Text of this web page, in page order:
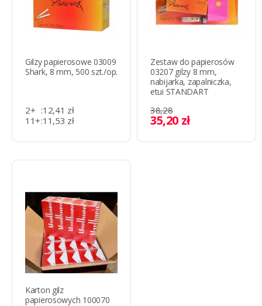
Gilzy papierosowe 03009
Shark, 8 mm, 500 szt./op.
2+ :12,41 zł
11+:11,53 zł
Zestaw do papierosów
03207 gilzy 8 mm,
nabijarka, zapalniczka,
etui STANDART
38,28
35,20 zł
Karton gilz
papierosowych 100070